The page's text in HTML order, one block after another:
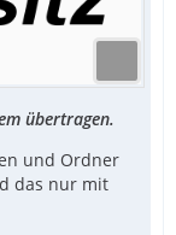
übertragen.
und Ordner
das nur mit